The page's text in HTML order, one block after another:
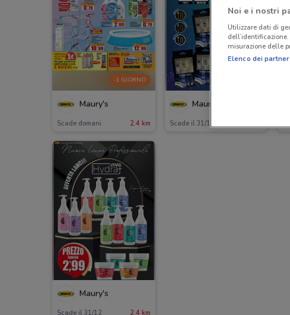
-1 GIORNO
Maury's
Scade domani 2.4 km
Maury's
Scade il 31/12
Maury's
Scade il 31/12 2.4 km
Noi e i nostri
Utilizzare dati di
misurazione delle
Elenco dei partner